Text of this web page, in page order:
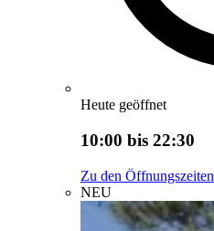
Heute geöffnet
10:00 bis 22:30
Zu den Öffnungszeiten
NEU